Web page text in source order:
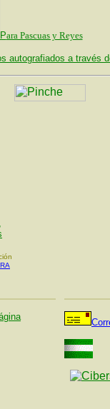
Para Pascuas y Reyes
autografiados a través